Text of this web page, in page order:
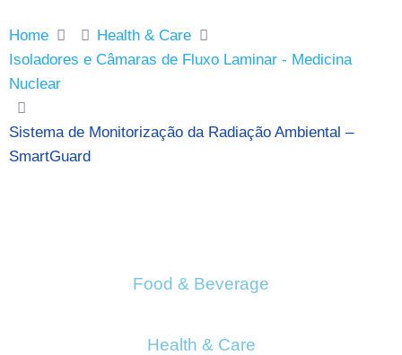
Home
Health & Care
Isoladores e Câmaras de Fluxo Laminar - Medicina
Nuclear
Sistema de Monitorização da Radiação Ambiental –
SmartGuard
Food & Beverage
Health & Care